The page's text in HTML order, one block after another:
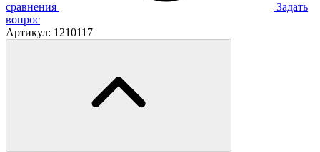
сравнения
Задать
вопрос
Артикул: 1210117